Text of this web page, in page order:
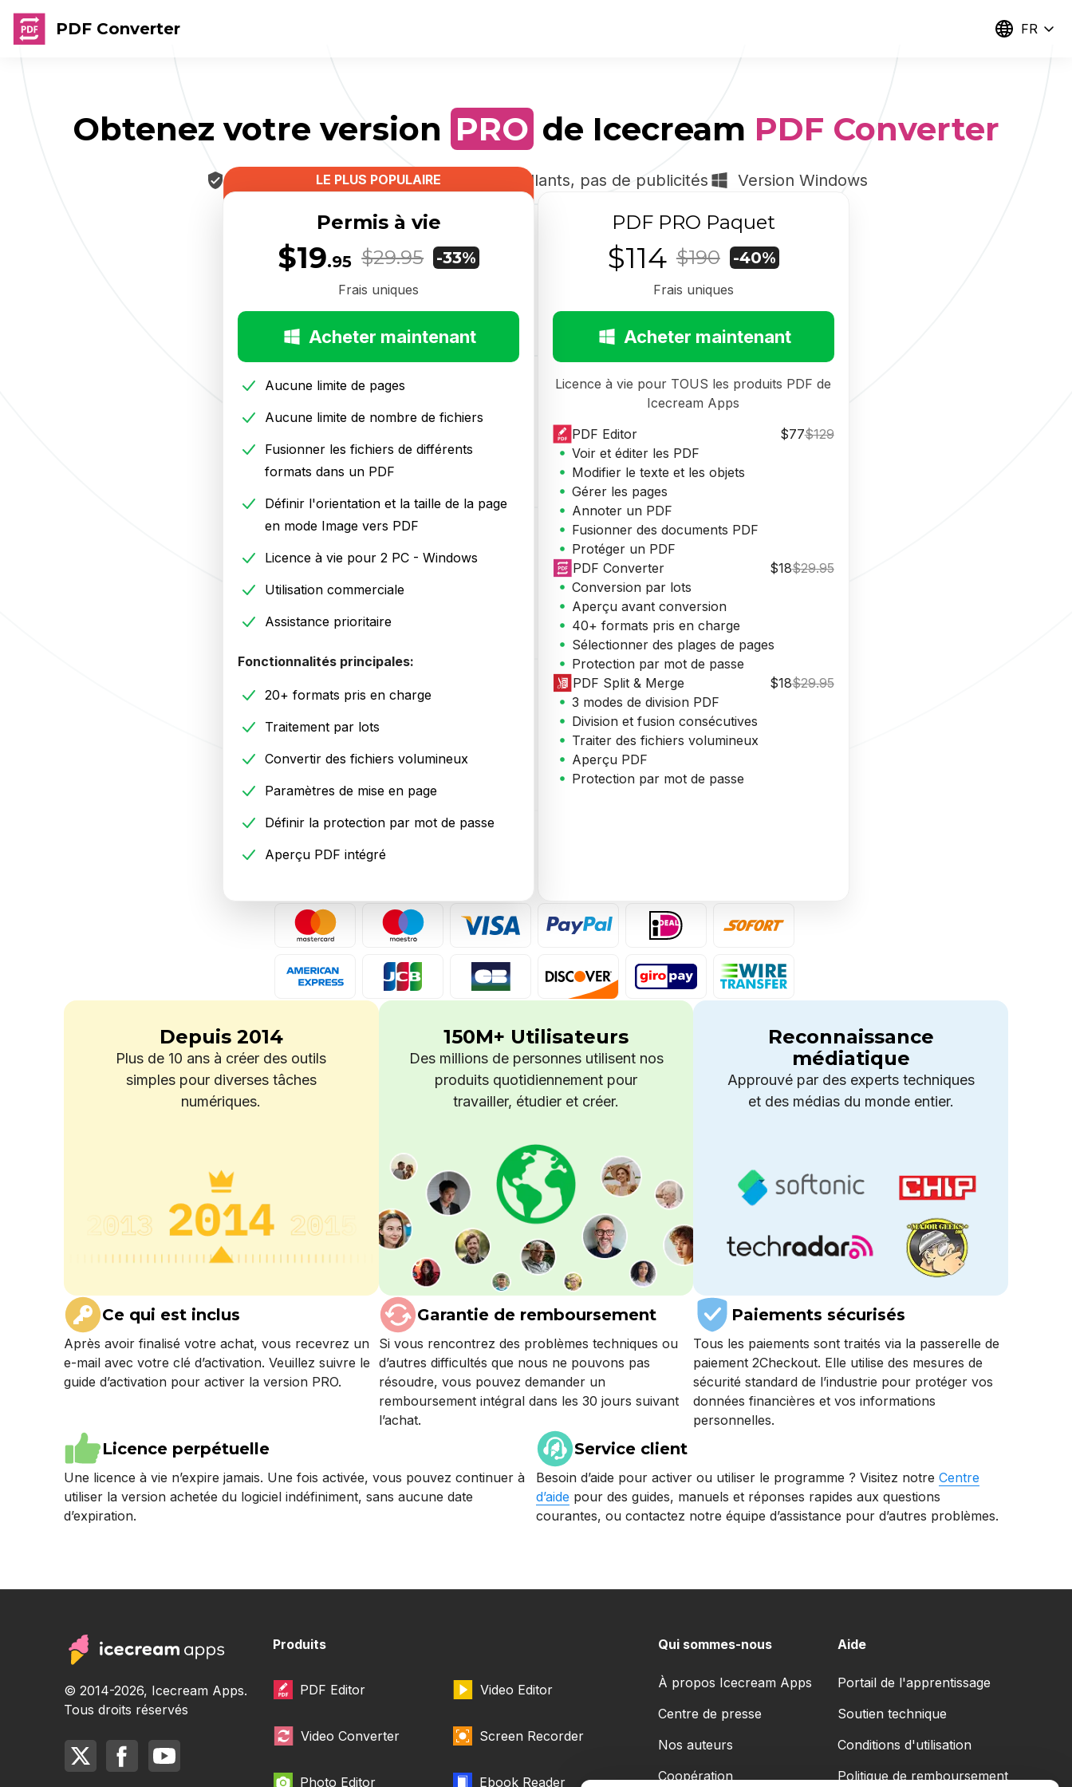
PDF Converter FR
Obtenez votre version PRO de Icecream PDF Converter
100 % sécurisé : pas de logiciels malveillants, pas de publicités Version Windows
LE PLUS POPULAIRE
Permis à vie
$19.95 $29.95 -33%
Frais uniques
Acheter maintenant
Aucune limite de pages
Aucune limite de nombre de fichiers
Fusionner les fichiers de différents
formats dans un PDF
Définir l'orientation et la taille de la page
en mode Image vers PDF
Licence à vie pour 2 PC - Windows
Utilisation commerciale
Assistance prioritaire
Fonctionnalités principales:
20+ formats pris en charge
Traitement par lots
Convertir des fichiers volumineux
Paramètres de mise en page
Définir la protection par mot de passe
Aperçu PDF intégré
PDF PRO Paquet
$114 $190 -40%
Frais uniques
Acheter maintenant
Licence à vie pour TOUS les produits PDF de
Icecream Apps
PDF Editor
$77$129
Voir et éditer les PDF
Modifier le texte et les objets
Gérer les pages
Annoter un PDF
Fusionner des documents PDF
Protéger un PDF
PDF Converter
$18$29.95
Conversion par lots
Aperçu avant conversion
40+ formats pris en charge
Sélectionner des plages de pages
Protection par mot de passe
PDF Split & Merge
$18$29.95
3 modes de division PDF
Division et fusion consécutives
Traiter des fichiers volumineux
Aperçu PDF
Protection par mot de passe
Depuis 2014
Plus de 10 ans à créer des outils
simples pour diverses tâches
numériques.
150M+ Utilisateurs
Des millions de personnes utilisent nos
produits quotidiennement pour
travailler, étudier et créer.
Reconnaissance
médiatique
Approuvé par des experts techniques
et des médias du monde entier.
Ce qui est inclus
Après avoir finalisé votre achat, vous recevrez un
e-mail avec votre clé d’activation. Veuillez suivre le
guide d’activation pour activer la version PRO.
Garantie de remboursement
Si vous rencontrez des problèmes techniques ou
d’autres difficultés que nous ne pouvons pas
résoudre, vous pouvez demander un
remboursement intégral dans les 30 jours suivant
l’achat.
Paiements sécurisés
Tous les paiements sont traités via la passerelle de
paiement 2Checkout. Elle utilise des mesures de
sécurité standard de l’industrie pour protéger vos
données financières et vos informations
personnelles.
Licence perpétuelle
Une licence à vie n’expire jamais. Une fois activée, vous pouvez continuer à
utiliser la version achetée du logiciel indéfiniment, sans aucune date
d’expiration.
Service client
Besoin d’aide pour activer ou utiliser le programme ? Visitez notre Centre
d’aide pour des guides, manuels et réponses rapides aux questions
courantes, ou contactez notre équipe d’assistance pour d’autres problèmes.
© 2014-2026, Icecream Apps.
Tous droits réservés
Produits
PDF Editor Video Editor
Video Converter Screen Recorder
Photo Editor Ebook Reader
Qui sommes-nous
À propos Icecream Apps
Centre de presse
Nos auteurs
Coopération
Aide
Portail de l'apprentissage
Soutien technique
Conditions d'utilisation
Politique de remboursement